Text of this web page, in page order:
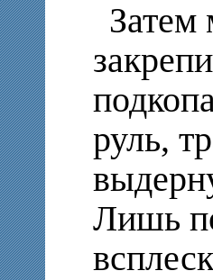
Затем
руль,
Лишь